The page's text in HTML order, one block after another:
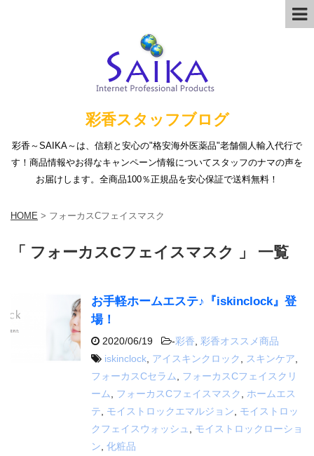
彩香スタッフブログ
彩香～SAIKA～は、信頼と安心の"格安海外医薬品"老舗個人輸入代行で
す！商品情報やお得なキャンペーン情報についてスタッフのナマの声を
お届けします。全商品100％正規品を安心保証で送料無料！
HOME > フォーカスCフェイスマスク
「 フォーカスCフェイスマスク 」 一覧
お手軽ホームエステ♪『iskinclock』登
場！
2020/06/19 -彩香
彩香オススメ商品
iskinclock アイスキンクロック スキンケア
フォーカスCセラム
フォーカスCフェイスクリ
ーム
フォーカスCフェイスマスク
ホームエス
テ
モイストロックエマルジョン
モイストロッ
クフェイスウォッシュ
モイストロックローショ
ン 化粧品